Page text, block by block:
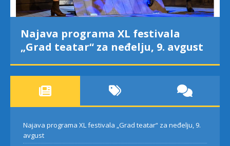
Najava programa XL festivala
„Grad teatar“ za neđelju, 9. avgust
Najava programa XL festivala „Grad teatar“ za neđelju, 9.
avgust